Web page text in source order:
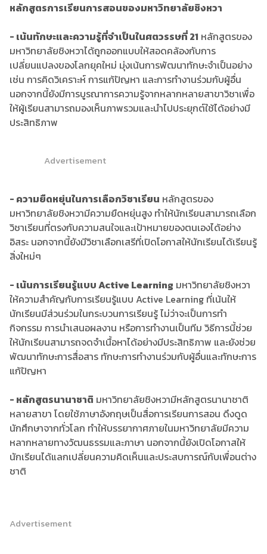
หลักสูตรการเรียนการสอนของมหาวิทยาลัยชิงหวา
- เน้นทักษะและความรู้ที่จำเป็นในศตวรรษที่ 21 หลักสูตรของ
มหาวิทยาลัยชิงหวาได้ถูกออกแบบให้สอดคล้องกับการ
เปลี่ยนแปลงของโลกยุคใหม่ มุ่งเน้นการพัฒนาทักษะจำเป็นอย่าง
เช่น การคิดวิเคราะห์ การแก้ปัญหา และการทำงานร่วมกับผู้อื่น
นอกจากนี้ยังมีการบูรณาการความรู้จากหลากหลายสาขาวิชาเพื่อ
ให้ผู้เรียนสามารถมองเห็นภาพรวมและนำไปประยุกต์ใช้ได้อย่างมี
ประสิทธิภาพ
Advertisement
- ความยืดหยุ่นในการเลือกวิชาเรียน หลักสูตรของ
มหาวิทยาลัยชิงหวามีความยืดหยุ่นสูง ทำให้นักเรียนสามารถเลือก
วิชาเรียนที่ตรงกับความสนใจและเป้าหมายของตนเองได้อย่าง
อิสระ นอกจากนี้ยังมีวิชาเลือกเสรีที่เปิดโอกาสให้นักเรียนได้เรียนรู้
สิ่งใหม่ๆ
- เน้นการเรียนรู้แบบ Active Learning มหาวิทยาลัยชิงหวา
ให้ความสำคัญกับการเรียนรู้แบบ Active Learning ที่เน้นให้
นักเรียนมีส่วนร่วมในกระบวนการเรียนรู้ ไม่ว่าจะเป็นการทำ
กิจกรรม การนำเสนอผลงาน หรือการทำงานเป็นทีม วิธีการนี้ช่วย
ให้นักเรียนสามารถจดจำเนื้อหาได้อย่างมีประสิทธิภาพ และยังช่วย
พัฒนาทักษะการสื่อสาร ทักษะการทำงานร่วมกับผู้อื่นและทักษะการ
แก้ปัญหา
- หลักสูตรนานาชาติ มหาวิทยาลัยชิงหวามีหลักสูตรนานาชาติ
หลายสาขา โดยใช้ภาษาอังกฤษเป็นสื่อการเรียนการสอน ดึงดูด
นักศึกษาจากทั่วโลก ทำให้บรรยากาศภายในมหาวิทยาลัยมีความ
หลากหลายทางวัฒนธรรมและภาษา นอกจากนี้ยังเปิดโอกาสให้
นักเรียนได้แลกเปลี่ยนความคิดเห็นและประสบการณ์กับเพื่อนต่าง
ชาติ
Advertisement